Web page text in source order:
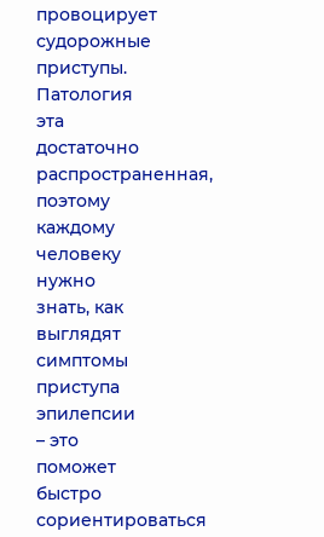
провоцирует
судорожные
приступы.
Патология
эта
достаточно
распространенная,
поэтому
каждому
человеку
нужно
знать, как
выглядят
симптомы
приступа
эпилепсии
– это
поможет
быстро
сориентироваться